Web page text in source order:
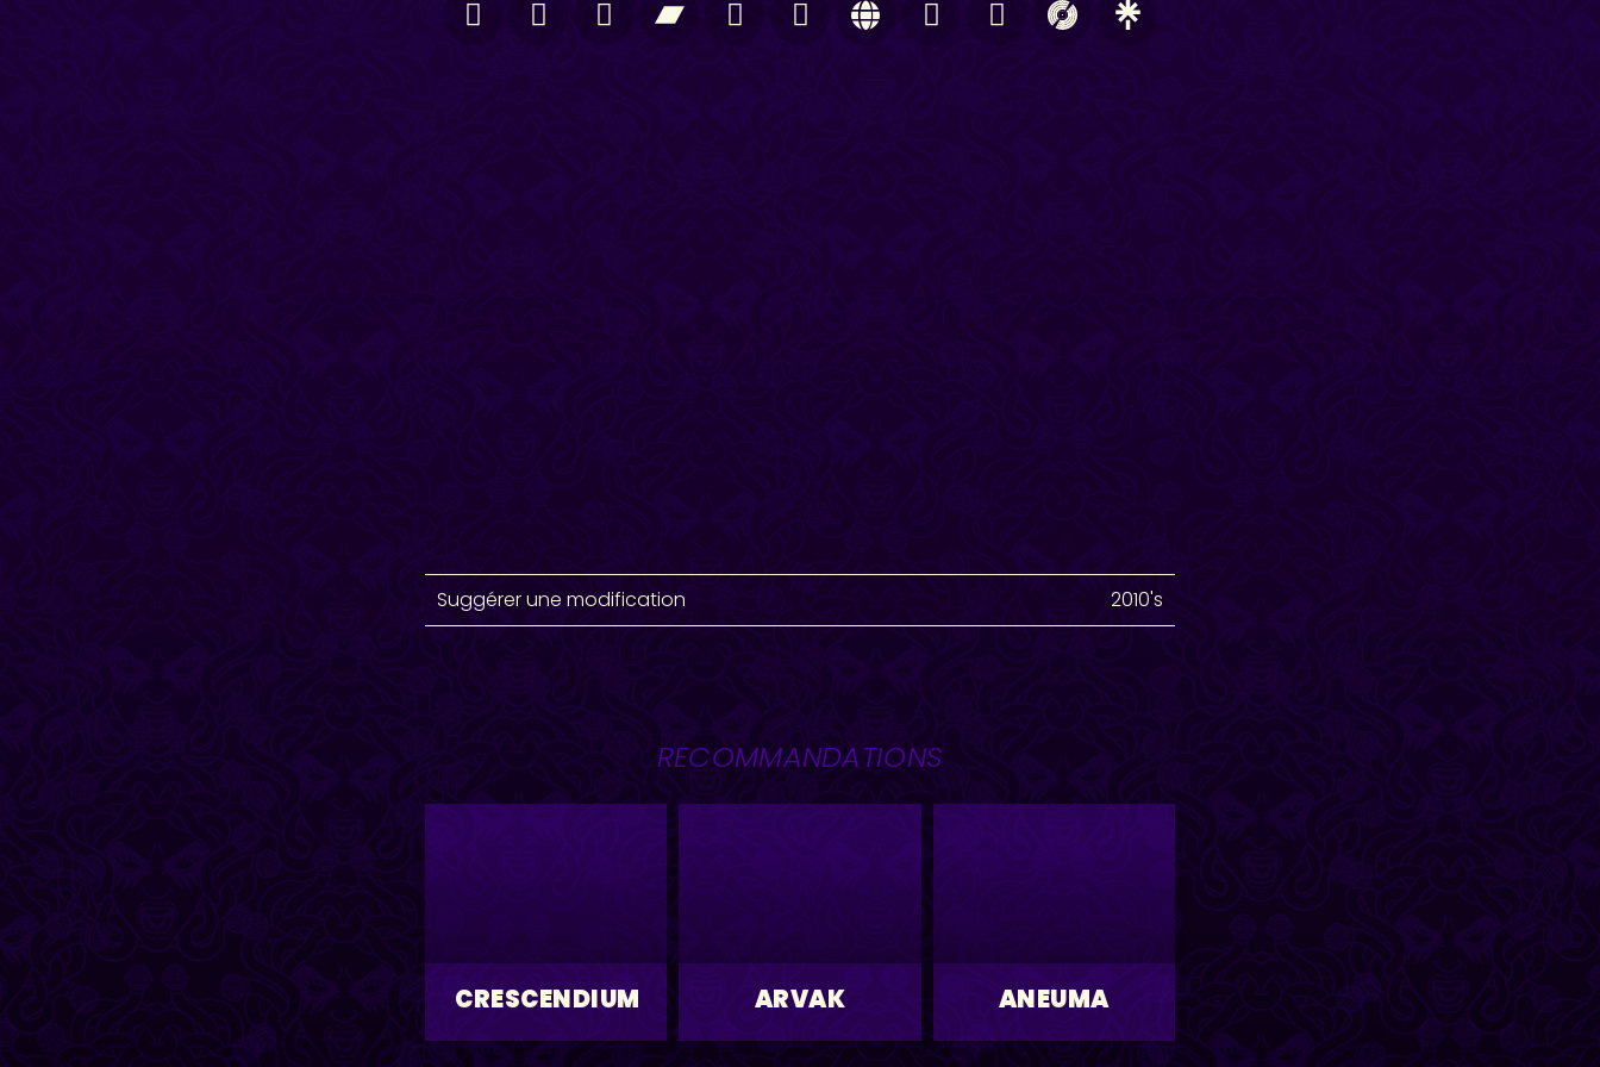
Suggérer une modification 2010's
RECOMMANDATIONS
CRESCENDIUM ARVAK ANEUMA